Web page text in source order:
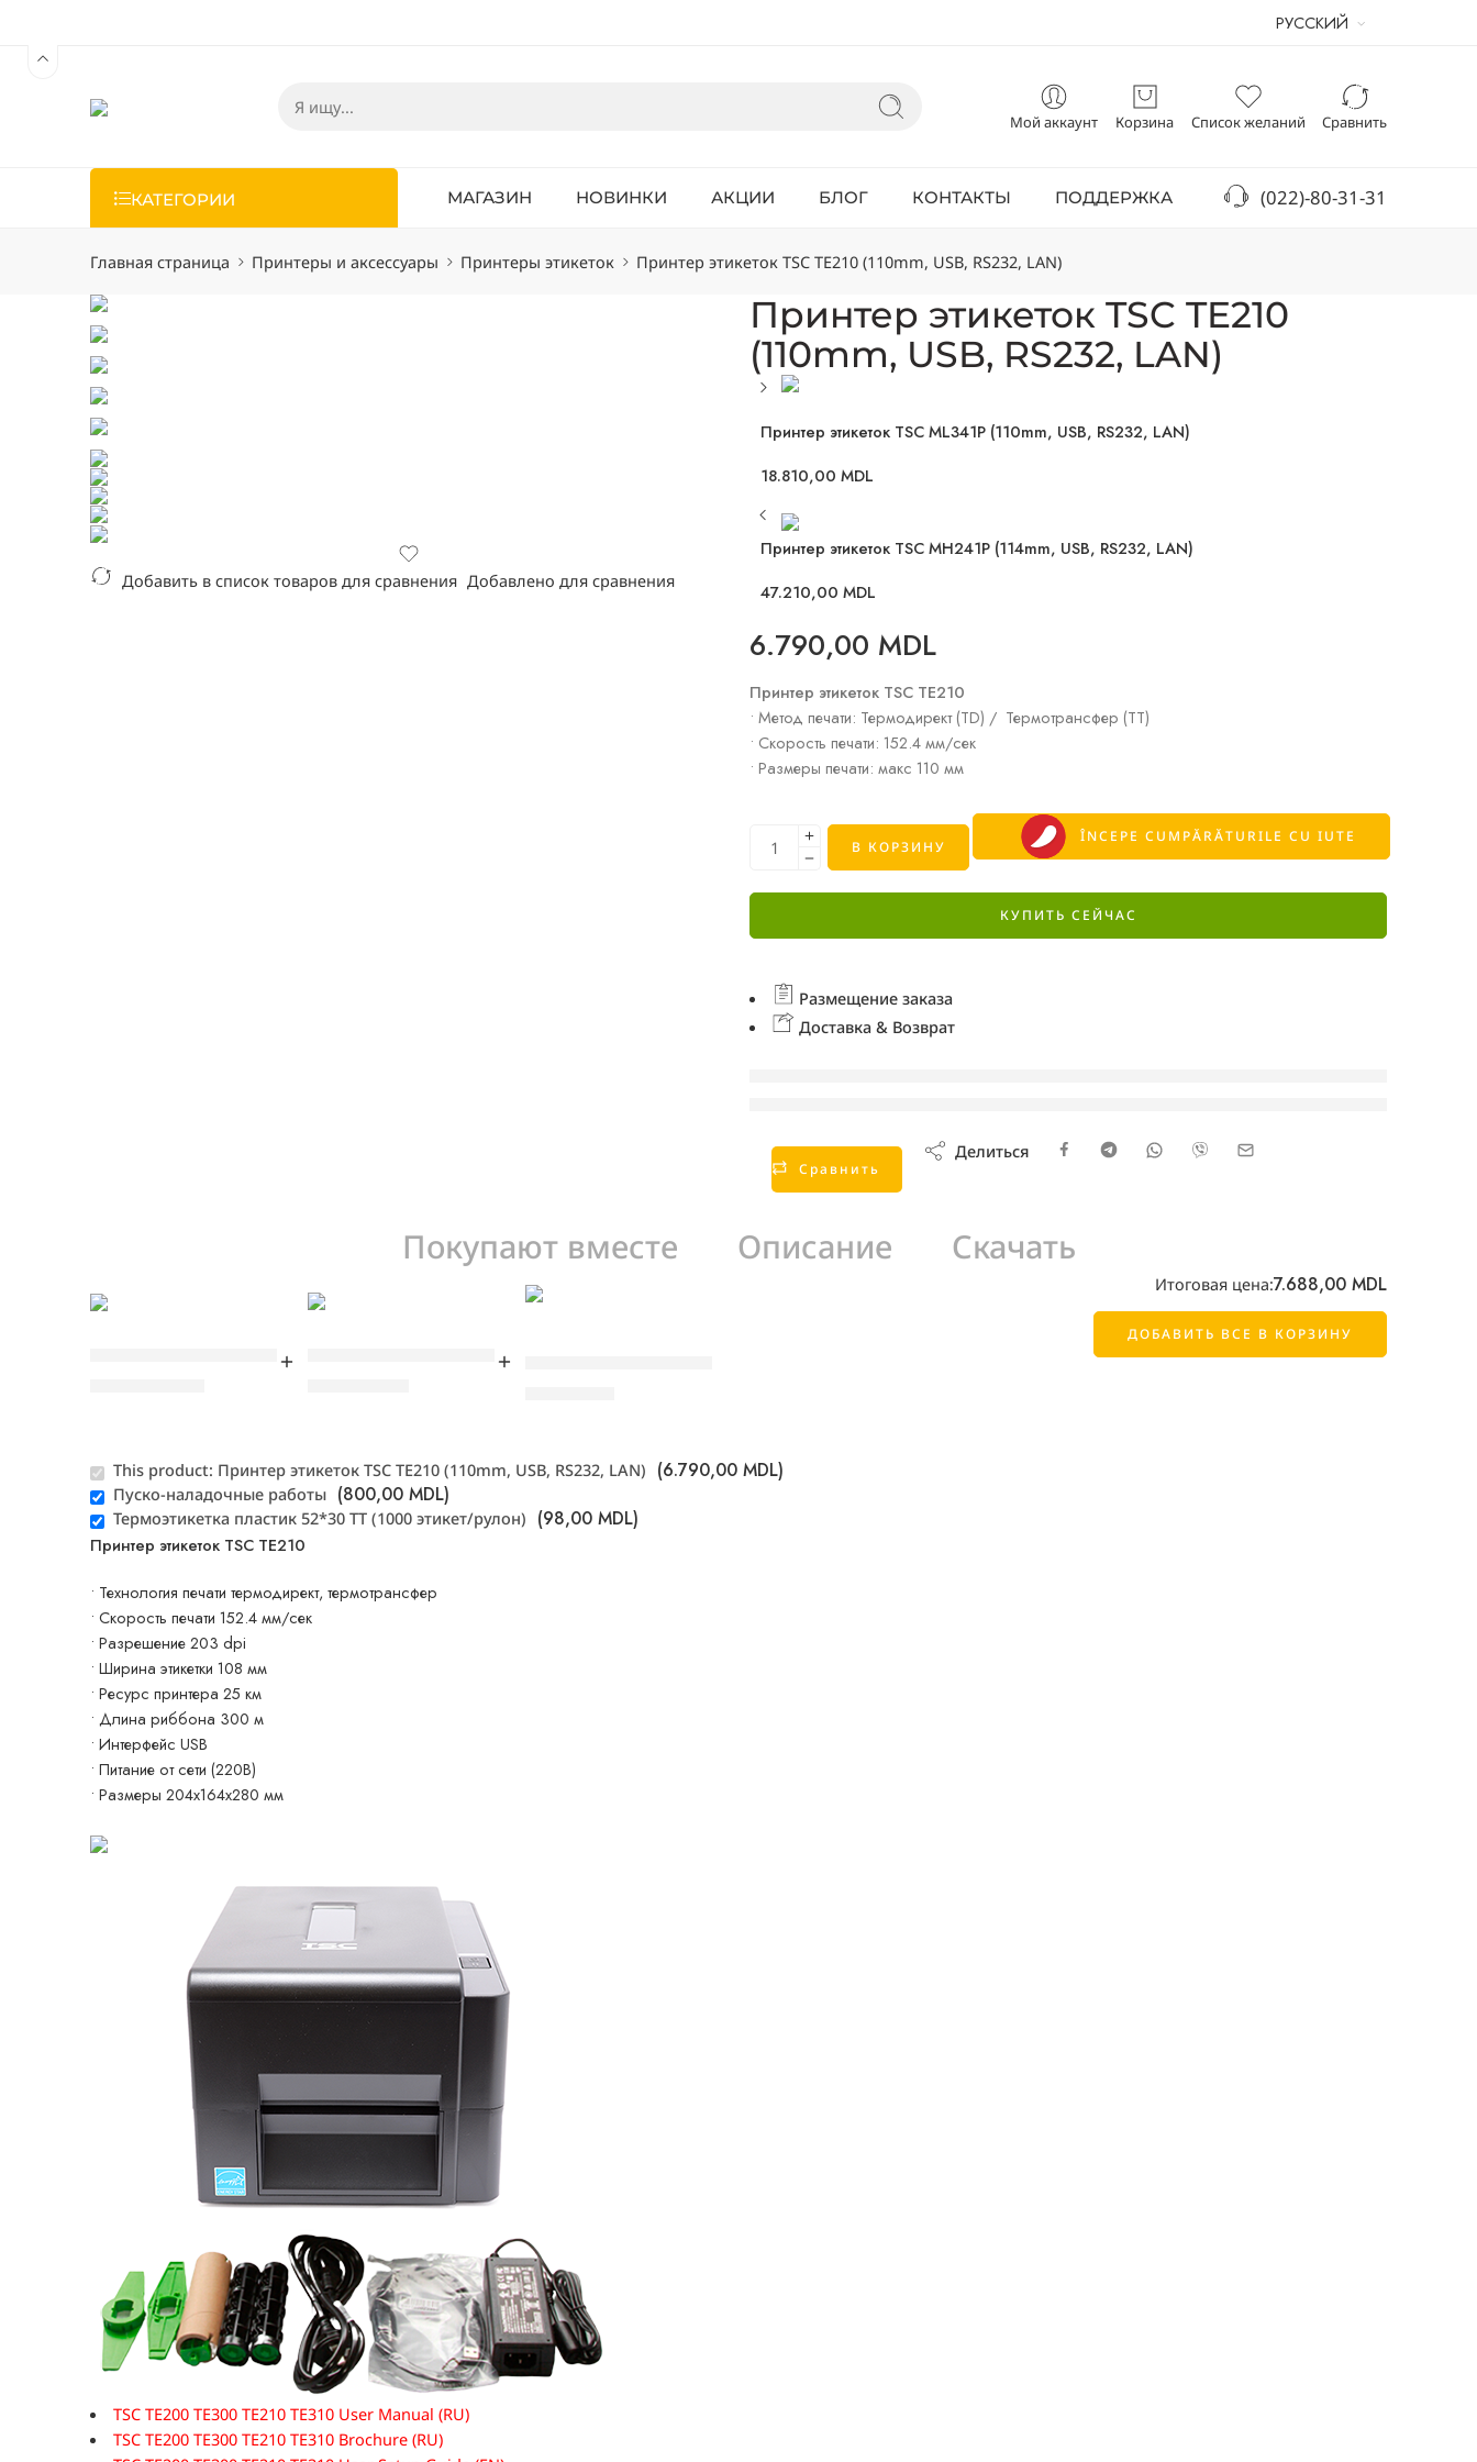
РУССКИЙ
Мой аккаунт Корзина Список желаний Сравнить
КАТЕГОРИИ МАГАЗИН НОВИНКИ АКЦИИ БЛОГ КОНТАКТЫ ПОДДЕРЖКА (022)-80-31-31
Главная страница Принтеры и аксессуары Принтеры этикеток Принтер этикеток TSC TE210 (110mm, USB, RS232, LAN)
Добавить в список товаров для сравнения Добавлено для сравнения
Принтер этикеток TSC TE210
(110mm, USB, RS232, LAN)
Принтер этикеток TSC ML341P (110mm, USB, RS232, LAN)
18.810,00 MDL
Принтер этикеток TSC MH241P (114mm, USB, RS232, LAN)
47.210,00 MDL
6.790,00 MDL
Принтер этикеток TSC TE210
• Метод печати: Термодирект (TD) / Термотрансфер (ТТ)
• Скорость печати: 152.4 мм/сек
• Размеры печати: макс 110 мм
В КОРЗИНУ
ÎNCEPE CUMPĂRĂTURILE CU IUTE
КУПИТЬ СЕЙЧАС
Размещение заказа
Доставка & Возврат
Сравнить
Делиться
Покупают вместе Описание Скачать
Принтер этикеток TSC TE210 (110mm, USB, RS232, LAN)
Пуско-наладочные работы
This product: Принтер этикеток TSC TE210 (110mm, USB, RS232, LAN) (6.790,00 MDL)
Пуско-наладочные работы (800,00 MDL)
Термоэтикетка пластик 52*30 TT (1000 этикет/рулон) (98,00 MDL)
Итоговая цена:7.688,00 MDL
ДОБАВИТЬ ВСЕ В КОРЗИНУ
Принтер этикеток TSC TE210
• Технология печати термодирект, термотрансфер
• Скорость печати 152.4 мм/сек
• Разрешение 203 dpi
• Ширина этикетки 108 мм
• Ресурс принтера 25 км
• Длина риббона 300 м
• Интерфейс USB
• Питание от сети (220В)
• Размеры 204x164x280 мм
TSC TE200 TE300 TE210 TE310 User Manual (RU)
TSC TE200 TE300 TE210 TE310 Brochure (RU)